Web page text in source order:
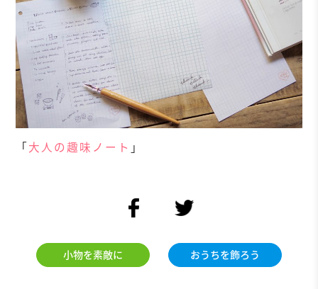
「大人の趣味ノート 」
facebook
小物を素敵に おうちを飾ろう